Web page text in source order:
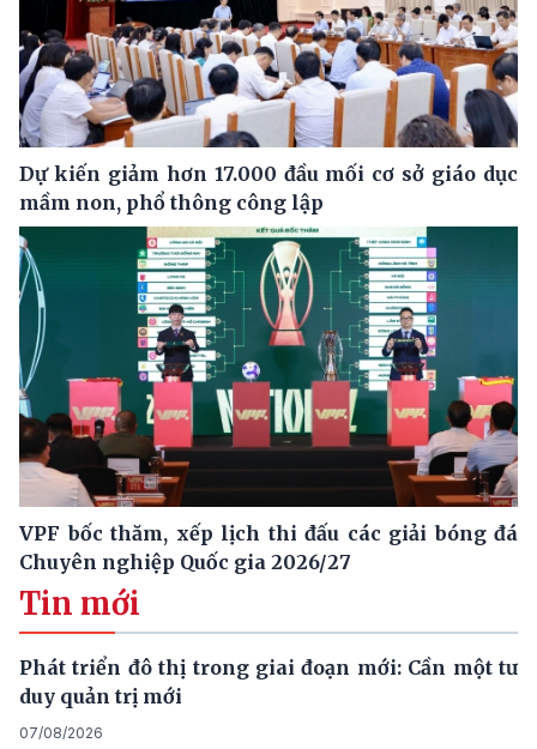
Dự kiến giảm hơn 17.000 đầu mối cơ sở giáo dục
mầm non, phổ thông công lập
VPF bốc thăm, xếp lịch thi đấu các giải bóng đá
Chuyên nghiệp Quốc gia 2026/27
Tin mới
Phát triển đô thị trong giai đoạn mới: Cần một tư
duy quản trị mới
07/08/2026